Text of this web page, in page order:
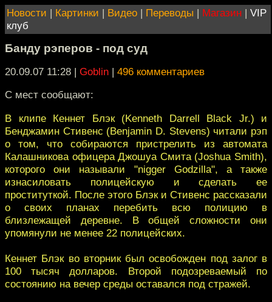
Новости | Картинки | Видео | Переводы | Магазин | VIP
клуб
Банду рэперов - под суд
20.09.07 11:28 | Goblin | 496 комментариев
C мест сообщают:
В клипе Кеннет Блэк (Kenneth Darrell Black Jr.) и
Бенджамин Стивенс (Benjamin D. Stevens) читали рэп
о том, что собираются пристрелить из автомата
Калашникова офицера Джошуа Смита (Joshua Smith),
которого они называли "nigger Godzilla", а также
изнасиловать полицейскую и сделать ее
проституткой. После этого Блэк и Стивенс рассказали
о своих планах перебить всю полицию в
близлежащей деревне. В общей сложности они
упомянули не менее 22 полицейских.
Кеннет Блэк во вторник был освобожден под залог в
100 тысяч долларов. Второй подозреваемый по
состоянию на вечер среды оставался под стражей.